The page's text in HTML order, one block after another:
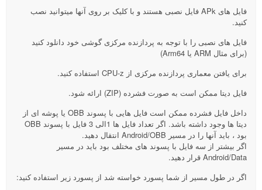
فایل های APk فایل نصبی هستند و با کلیک بر روی آنها میتوانید نصب
کنید.
فایل های نصبی را با توجه به پردازنده مرکزی گوشی خود دانلود کنید
(برای مثال ARM یا Arm64)
برای یافتن معماری پردازنده مرکزی از CPU-z استفاده کنید.
فایل دیتا ممکن است به صورت فشرده (ZIP) ارائه شود.
داخل فایل فشرده ممکن است فایل هایی با پسوند OBB یا پوشه ای از
دیتا ها وجود داشته باشد. اگر تعداد فایل ها 1الی 3 فایل با پسوند OBB
بود ، باید آنها را در مسیر Android/OBB انتقال دهید.
اگر بیشتر از سه فایل با پسوند های مختلف بود باید در مسیر
Android/Data قرار دهید.
اگر در طول مسیر از شما پسورد خواسته شد از پسورد زیر استفاده کنید: